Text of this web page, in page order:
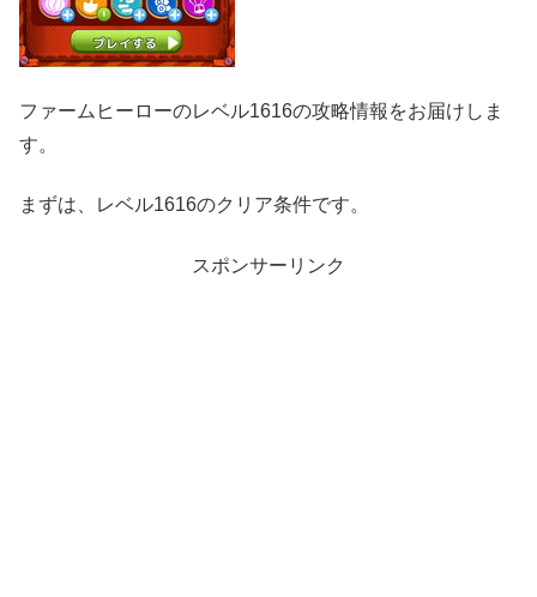
ファームヒーローのレベル1616の攻略情報をお届けしま
す。
まずは、レベル1616のクリア条件です。
スポンサーリンク